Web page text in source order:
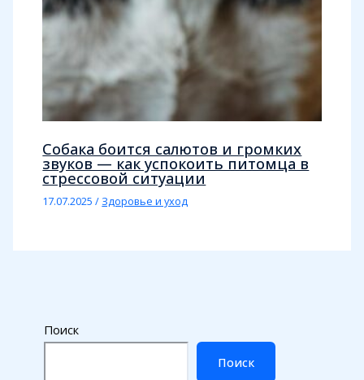
Собака боится салютов и громких
звуков — как успокоить питомца в
стрессовой ситуации
17.07.2025/ Здоровье и уход
Поиск
Поиск